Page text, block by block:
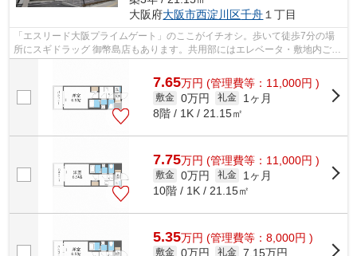
大阪府大阪市西淀川区千舟１丁目
「エスリード大阪プライムゲート」のここがイチオシ。歩いて徒歩7分の場
所にスギドラッグ 御幣島店もあります。共用部にはエレベータ・敷地内ごみ
7.65万円 (管理費等：11,000円 )
敷金 0万円 礼金
1ヶ月
8階 / 1K / 21.15㎡
7.75万円 (管理費等：11,000円 )
敷金 0万円 礼金
1ヶ月
10階 / 1K / 21.15㎡
5.35万円 (管理費等：8,000円 )
敷金 0万円 礼金 7.15万円